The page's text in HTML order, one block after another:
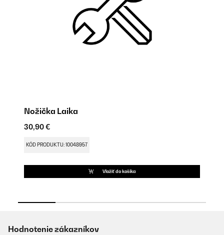
Nožička Laika
30,90 €
KÓD PRODUKTU: 10048957
Vložiť do košíka
Hodnotenie zákazníkov